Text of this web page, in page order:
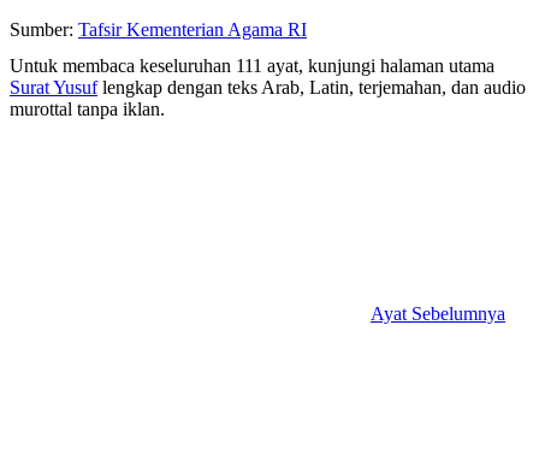
Sumber: Tafsir Kementerian Agama RI
Untuk membaca keseluruhan 111 ayat, kunjungi halaman utama
Surat Yusuflengkap dengan teks Arab, Latin, terjemahan, dan audio
murottal tanpa iklan.
Ayat Sebelumnya